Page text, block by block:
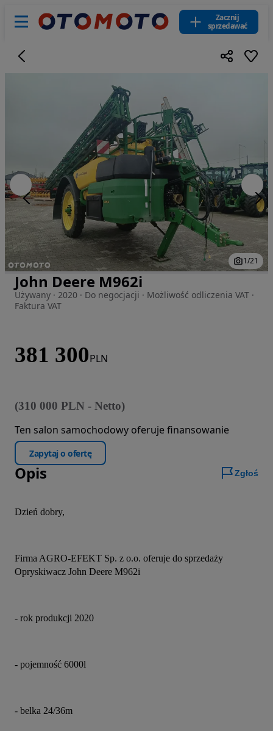
Zacznij
sprzedawać
Zdjęcie 1 z 21
1/21
John Deere M962i
Używany · 2020 · Do negocjacji · Możliwość odliczenia VAT ·
Faktura VAT
381 300PLN
(310 000 PLN - Netto)
Ten salon samochodowy oferuje finansowanie
Zapytaj o ofertę
Opis Zgłoś
Dzień dobry,
Firma AGRO-EFEKT Sp. z o.o. oferuje do sprzedaży
Opryskiwacz John Deere M962i
- rok produkcji 2020
- pojemność 6000l
- belka 24/36m